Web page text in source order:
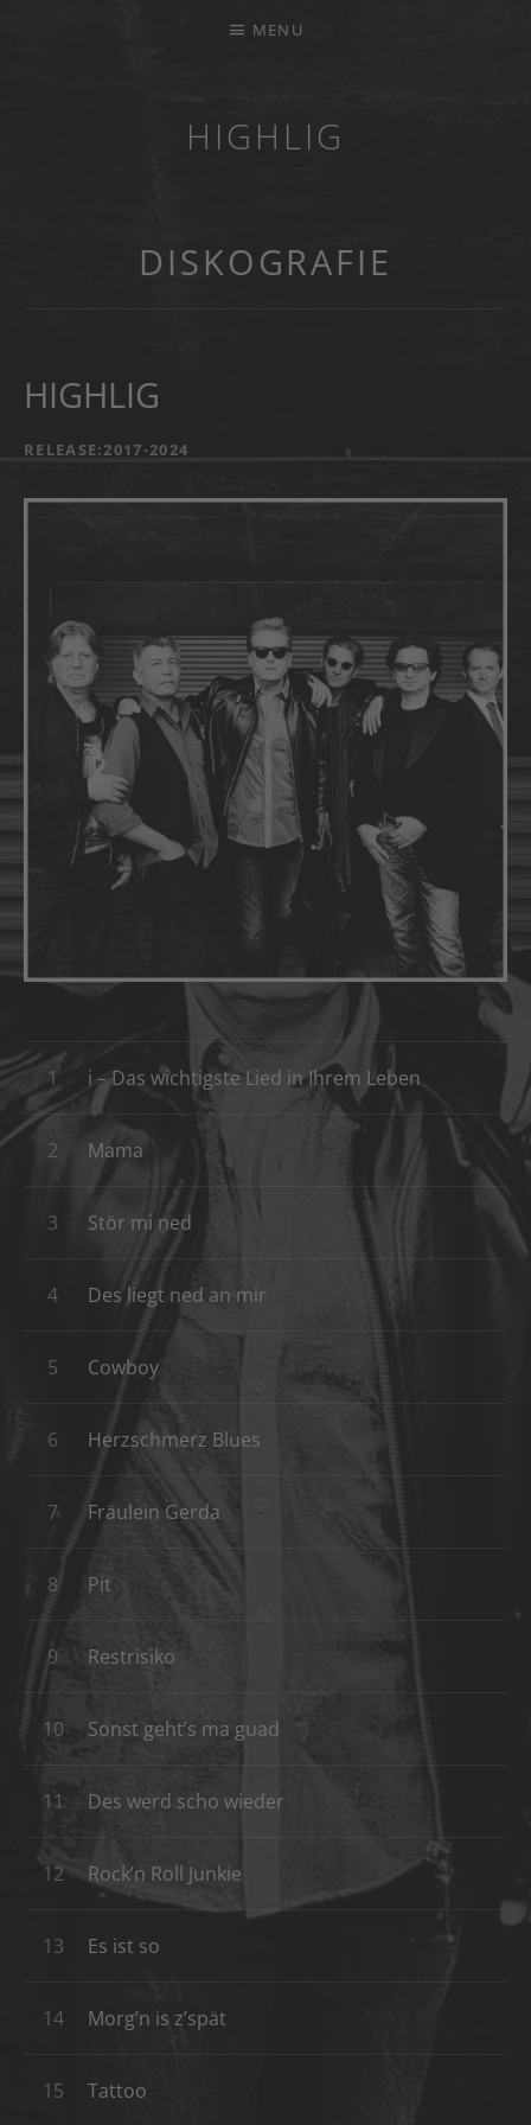
HIGHLIG
MENU
DISKOGRAFIE
HIGHLIG
RECORD DETAILS
RELEASE 2017-2024
Record Tracklist
i – Das wichtigste Lied in Ihrem Leben
Mama
Stör mi ned
Des liegt ned an mir
Cowboy
Herzschmerz Blues
Fräulein Gerda
Pit
Restrisiko
Sonst geht’s ma guad
Des werd scho wieder
Rock’n Roll Junkie
Es ist so
Morg’n is z’spät
Tattoo